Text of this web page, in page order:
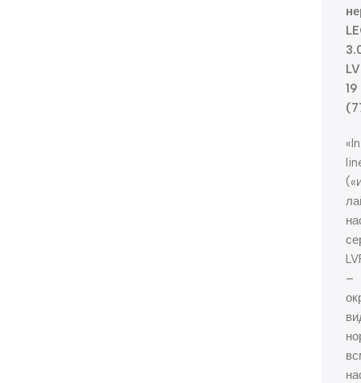
19
–